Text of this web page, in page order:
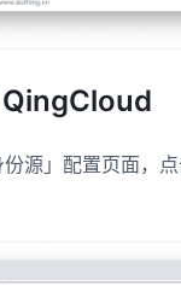
源」配置页面，